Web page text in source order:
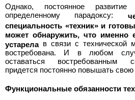
Однако, постоянное
определенному парадоксу:
специальность «техник» и
может обнаружить, что именно
устарела в связи с технической
востребована. И в любом
оставаться востребованным
придется постоянно повышать
Функциональные обязанности